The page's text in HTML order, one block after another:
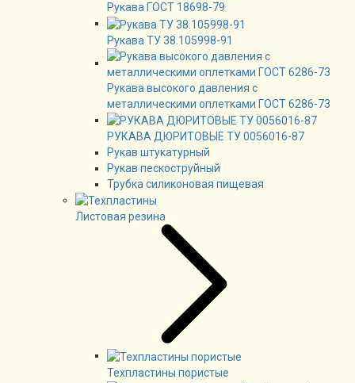
Рукава ГОСТ 18698-79
Рукава ТУ 38.105998-91
Рукава высокого давления с
металлическими оплетками ГОСТ 6286-73
РУКАВА ДЮРИТОВЫЕ ТУ 0056016-87
Рукав штукатурный
Рукав пескоструйный
Трубка силиконовая пищевая
Листовая резина
Техпластины пористые